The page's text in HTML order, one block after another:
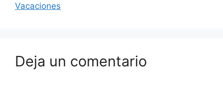
Vacaciones
Deja un comentario